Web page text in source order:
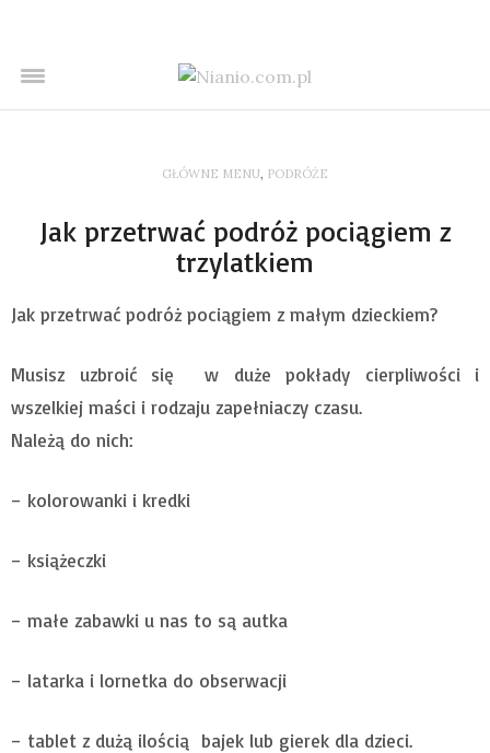
GŁÓWNE MENU, PODRÓŻE
Jak przetrwać podróż pociągiem z
trzylatkiem
Jak przetrwać podróż pociągiem z małym dzieckiem?
Musisz uzbroić się w duże pokłady cierpliwości i
wszelkiej maści i rodzaju zapełniaczy czasu.
Należą do nich:
– kolorowanki i kredki
– książeczki
– małe zabawki u nas to są autka
– latarka i lornetka do obserwacji
– tablet z dużą ilością bajek lub gierek dla dzieci.